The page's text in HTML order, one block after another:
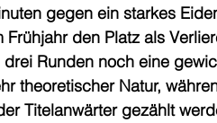
gegen ein starkes
den Platz als
Runden noch eine
theoretischer Natur,
Titelanwärter gezählt